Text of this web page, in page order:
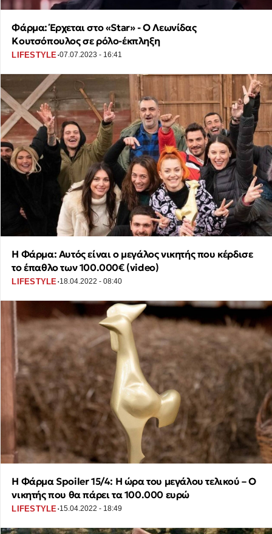
Φάρμα: Έρχεται στο «Star» - Ο Λεωνίδας
Κουτσόπουλος σε ρόλο-έκπληξη
LIFESTYLE ·07.07.2023 - 16:41
Η Φάρμα: Αυτός είναι ο μεγάλος νικητής που κέρδισε
το έπαθλο των 100.000€ (video)
LIFESTYLE ·18.04.2022 - 08:40
Η Φάρμα Spoiler 15/4: Η ώρα του μεγάλου τελικού – Ο
νικητής που θα πάρει τα 100.000 ευρώ
LIFESTYLE ·15.04.2022 - 18:49